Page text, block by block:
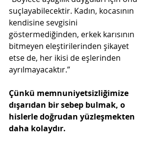
suçlayabilecektir. Kadın, kocasının
kendisine sevgisini
göstermediğinden, erkek karısının
bitmeyen eleştirilerinden şikayet
etse de, her ikisi de eşlerinden
ayrılmayacaktır.”
Çünkü memnuniyetsizliğimize
dışarıdan bir sebep bulmak, o
hislerle doğrudan yüzleşmekten
daha kolaydır.